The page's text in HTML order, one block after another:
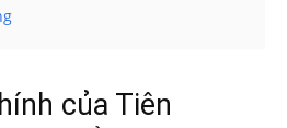
của Tiên